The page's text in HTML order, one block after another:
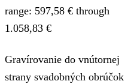
range: 597,58 € through
1.058,83 €
Gravírovanie do vnútornej
strany svadobných obrúčok